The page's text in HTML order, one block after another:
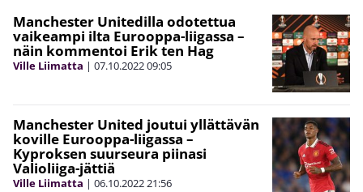
Manchester Unitedilla odotettua
vaikeampi ilta Eurooppa-liigassa –
näin kommentoi Erik ten Hag
Ville Liimatta | 07.10.202209:05
Manchester United joutui yllättävän
koville Eurooppa-liigassa –
Kyproksen suurseura piinasi
Valioliiga-jättiä
Ville Liimatta | 06.10.202221:56